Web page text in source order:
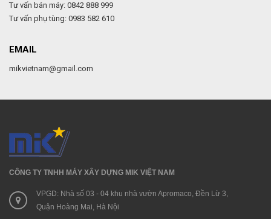
Tư vấn bán máy: 0842 888 999
Tư vấn phụ tùng: 0983 582 610
EMAIL
mikvietnam@gmail.com
CÔNG TY TNHH MÁY XÂY DỰNG MIK VIỆT NAM
VPGD: Nhà số 03 - 04 khu nhà vườn Apromaco, Đền Lừ 3,
Quận Hoàng Mai, Hà Nội